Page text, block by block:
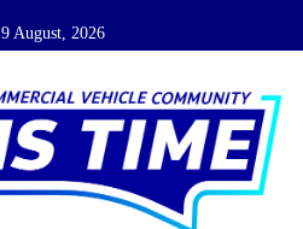
9 August, 2026